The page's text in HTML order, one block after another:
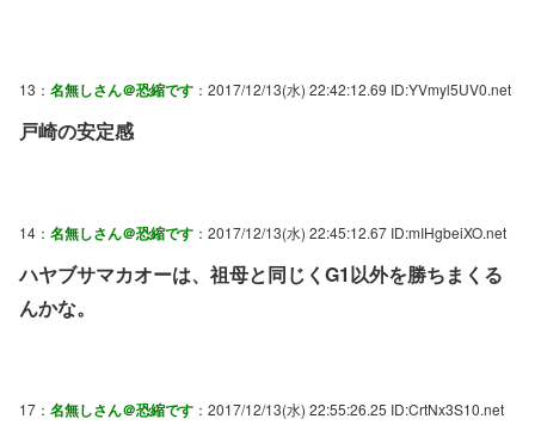
13： 名無しさん＠恐縮です ：2017/12/13(水) 22:42:12.69 ID:YVmyl5UV0.net
戸崎の安定感
14： 名無しさん＠恐縮です ：2017/12/13(水) 22:45:12.67 ID:mIHgbeiXO.net
ハヤブサマカオーは、祖母と同じくG1以外を勝ちまくる
んかな。
17： 名無しさん＠恐縮です ：2017/12/13(水) 22:55:26.25 ID:CrtNx3S10.net